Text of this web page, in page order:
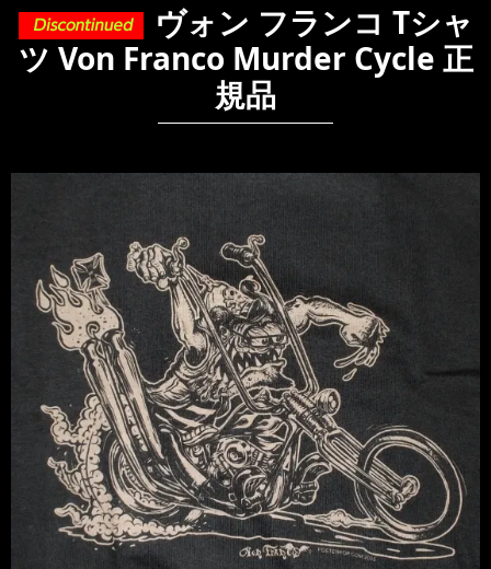
ヴォン フランコ Tシャ
ツ Von Franco Murder Cycle 正
規品